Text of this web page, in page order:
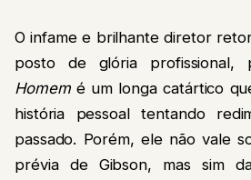
O infame e brilhante diretor
posto de glória profissional,
Homem é um longa catártico
história pessoal tentando
passado. Porém, ele não vale
prévia de Gibson, mas sim